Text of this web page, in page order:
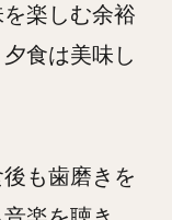
楽しむ余裕
食は美味し
も歯磨きを